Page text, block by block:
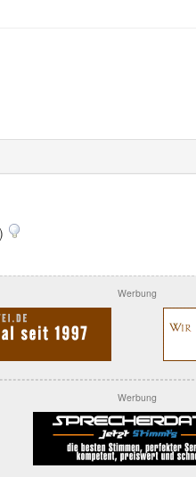
Werbung
Werbung